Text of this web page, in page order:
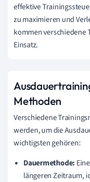
effektive
zu maximieren und
kommen verschiedene
Einsatz.
Methoden
Verschiedene
werden, um die
wichtigsten gehören:
Dauermethode:
längeren Zeitraum,